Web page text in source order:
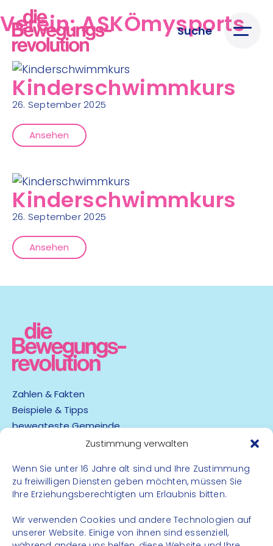
Zustimmung verwalten
Wenn Sie unter 16 Jahre alt sind und Ihre Zustimmung
zu freiwilligen Diensten geben möchten, müssen Sie
Ihre Erziehungsberechtigten um Erlaubnis bitten.
Wir verwenden Cookies und andere Technologien auf
unserer Website. Einige von ihnen sind essenziell,
Suche
Verein:ASKÖmysports
Kinderschwimmkurs
26. September 2025
Ansehen
Kinderschwimmkurs
26. September 2025
Ansehen
Zahlen & Fakten
Beispiele & Tipps
bewegteste Gemeinde
Barrierefreiheit
Datenschutz
Impressum
Kontakt